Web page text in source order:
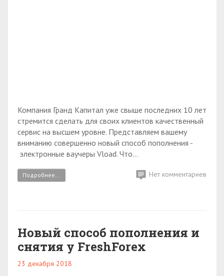
Компания Гранд Капитал уже свыше последних 10 лет
стремится сделать для своих клиентов качественный
сервис на высшем уровне. Представляем вашему
вниманию совершенно новый способ пополнения -
электронные ваучеры Vload. Что...
Подробнее... Нет комментариев
Новый способ пополнения и
снятия у FreshForex
23 декабря 2018